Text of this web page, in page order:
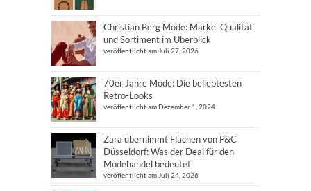
Christian Berg Mode: Marke, Qualität
und Sortiment im Überblick
veröffentlicht am Juli 27, 2026
70er Jahre Mode: Die beliebtesten
Retro-Looks
veröffentlicht am Dezember 1, 2024
Zara übernimmt Flächen von P&C
Düsseldorf: Was der Deal für den
Modehandel bedeutet
veröffentlicht am Juli 24, 2026